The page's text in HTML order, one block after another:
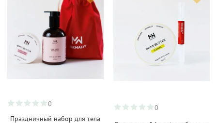
0
Праздничный набор для тела
0